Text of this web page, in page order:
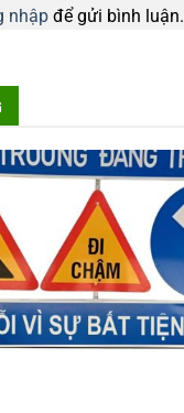
nhập để gửi bình luận.